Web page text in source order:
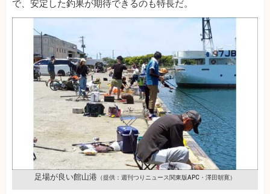
で、安定した釣果が期待できるのも特長だ。
足場が良い館山港 （提供：週刊つりニュース関東版APC・澤田朝寛）